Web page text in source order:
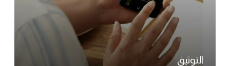
التوثيق